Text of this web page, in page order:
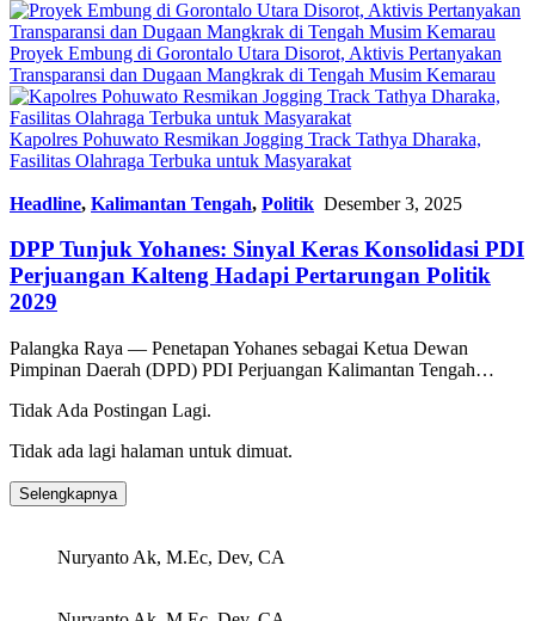
Proyek Embung di Gorontalo Utara Disorot, Aktivis Pertanyakan
Transparansi dan Dugaan Mangkrak di Tengah Musim Kemarau
Kapolres Pohuwato Resmikan Jogging Track Tathya Dharaka,
Fasilitas Olahraga Terbuka untuk Masyarakat
Headline, Kalimantan Tengah, Politik Desember 3, 2025
DPP Tunjuk Yohanes: Sinyal Keras Konsolidasi PDI
Perjuangan Kalteng Hadapi Pertarungan Politik
2029
Palangka Raya — Penetapan Yohanes sebagai Ketua Dewan
Pimpinan Daerah (DPD) PDI Perjuangan Kalimantan Tengah…
Tidak Ada Postingan Lagi.
Tidak ada lagi halaman untuk dimuat.
Selengkapnya
Nuryanto Ak, M.Ec, Dev, CA